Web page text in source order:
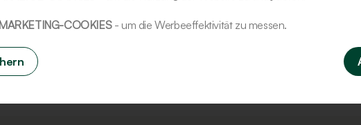
MARKETING-COOKIES - um die Werbeeffektivität zu messen.